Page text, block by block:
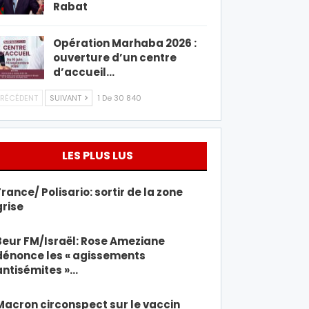
Rabat
Opération Marhaba 2026 :
ouverture d’un centre
d’accueil…
SUIVANT 1 De 30 840
LES PLUS LUS
Polisario: sortir de la zone
FM/Israël: Rose Ameziane
les « agissements
»…
circonspect sur le vaccin